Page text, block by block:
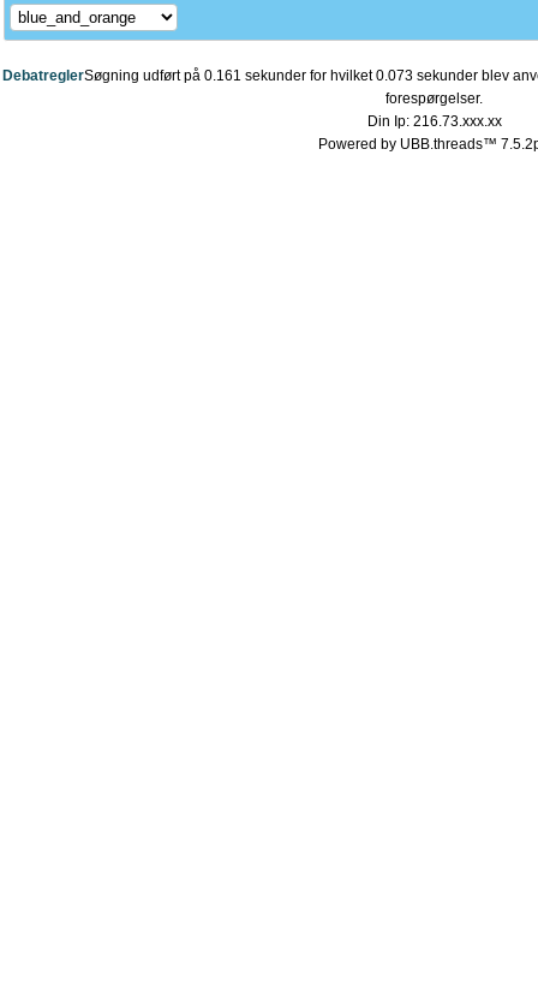
DebatreglerSøgning udført på 0.161 sekunder for hvilket 0.073 sekunder blev
forespørgelser.
Din Ip: 216.73.xxx.xx
Powered by UBB.threads™